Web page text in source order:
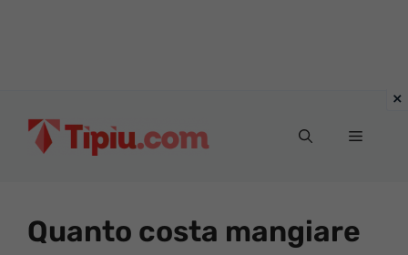
Menu
Quanto costa mangiare